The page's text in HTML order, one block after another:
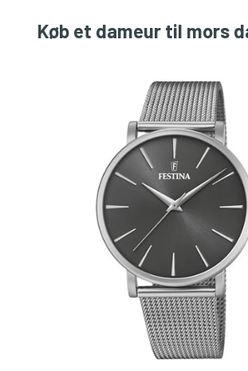
Køb et dameur til mors